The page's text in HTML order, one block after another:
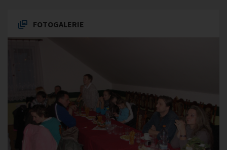
FOTOGALERIE